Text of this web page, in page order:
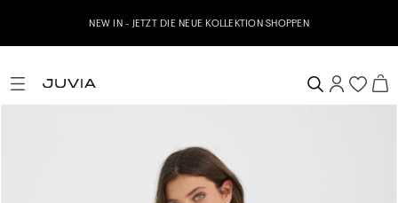
NEW IN - JETZT DIE NEUE KOLLEKTION SHOPPEN